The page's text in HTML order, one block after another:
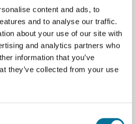
content and ads, to
and to analyse our traffic.
about your use of our site with
and analytics partners who
information that you’ve
they’ve collected from your use
±30 Voltist dieser Sensor
in denen Spannungen über 10
die ausgezeichnete Wahl für
größeres Spannungsbereich
vonSolarmodulen oder
mit höheren Spannungen.
Design
sind robust und verfügen über